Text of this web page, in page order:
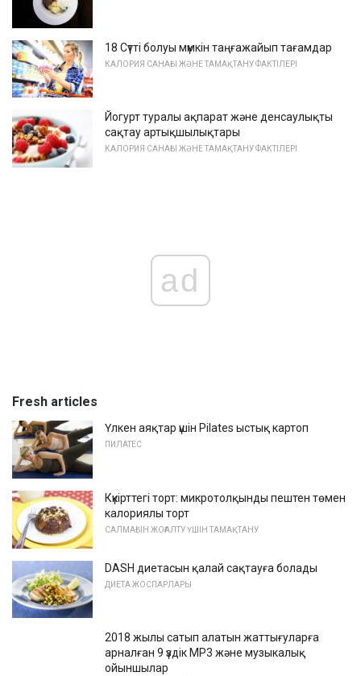
18 Сүтті болуы мүмкін таңғажайып тағамдар
КАЛОРИЯ САНАҒЫ ЖӘНЕ ТАМАҚТАНУ ФАКТІЛЕРІ
Йогурт туралы ақпарат және денсаулықты
сақтау артықшылықтары
КАЛОРИЯ САНАҒЫ ЖӘНЕ ТАМАҚТАНУ ФАКТІЛЕРІ
ad
Fresh articles
Үлкен аяқтар үшін Pilates ыстық картоп
ПИЛАТЕС
Күкірттегі торт: микротолқынды пештен төмен
калориялы торт
САЛМАҒЫН ЖОҒАЛТУ ҮШІН ТАМАҚТАНУ
DASH диетасын қалай сақтауға болады
ДИЕТА ЖОСПАРЛАРЫ
2018 жылы сатып алатын жаттығуларға
арналған 9 үздік MP3 және музыкалық
ойыншылар